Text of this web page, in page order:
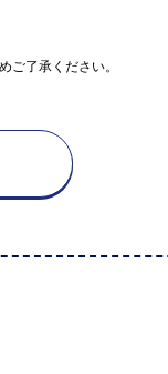
ご了承ください。